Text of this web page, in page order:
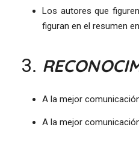
Los autores que
figuran en el resumen
A la mejor
A la mejor